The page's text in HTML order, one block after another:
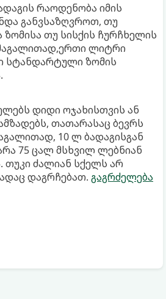
რაოდენობა იმის
განვსაზღვროთ, თუ
ზომისა თუ სისქის ჩურჩხელის
ლიტრი
სტანდარტული ზომის
დიდი ოჯახისთვის ან
თათარასაც ბევრს
10 ლ ბადაგისგან
75 ცალ მსხვილ ლებნიან
თუკი ძალიან სქელს არ
დაგრჩებათ. გაგრძელება